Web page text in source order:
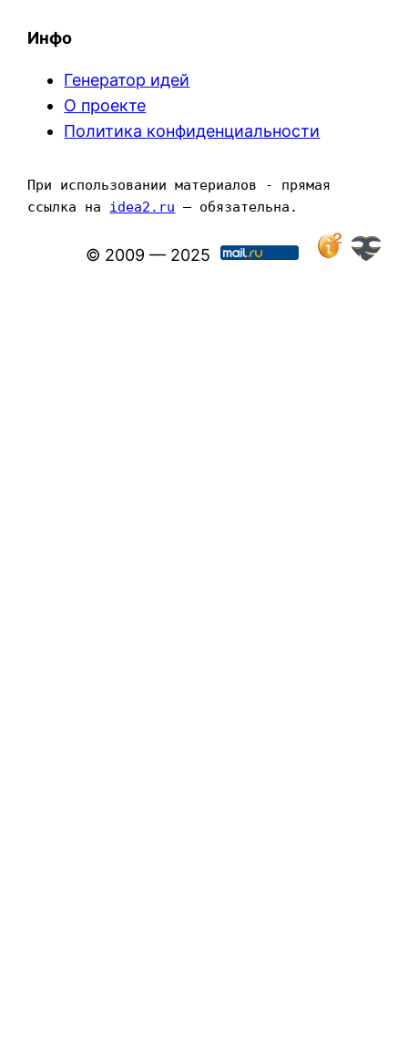
Инфо
Генератор идей
О проекте
Политика конфиденциальности
При использовании материалов - прямая
ссылка на idea2.ru — обязательна.
© 2009 — 2025